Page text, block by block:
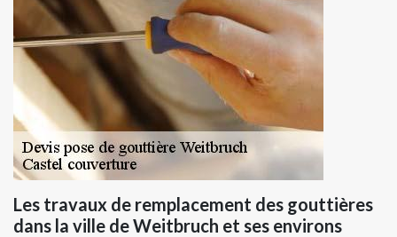
Les travaux de remplacement des gouttières
dans la ville de Weitbruch et ses environs